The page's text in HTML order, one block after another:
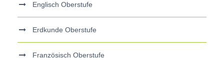
Englisch Oberstufe
Erdkunde Oberstufe
Französisch Oberstufe